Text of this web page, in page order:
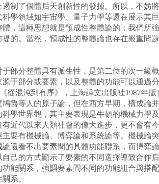
制了個體后天創新性的發揮。所以，不妨
領域如宇宙學、量子力學等還在展示其
，這種思想就是預成性整體論的；我們所
的。當然，預成性的整體論也存在嚴重問
分整體具有派生性，是第二位的次一級
于部分或要素，以及整體的功能可以通過
從混沌到有序》，上海譯文出版社1987年版
等人的原子論，但在西方早期，構成論
學世界觀，其主要表現是牛頓的機械力學
近代以來人類社會的偉大進步，更不會有今
有機械論、博弈論和系統論等。機械論
還看不出要素間的具體功能聯系，而博弈
己的方式顯示了要素的不同選擇導致合作
能關系，強調要素間不同的功能組合與搭
系。